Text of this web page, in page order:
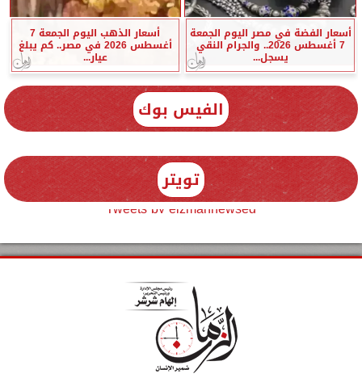
أسعار الفضة في مصر اليوم الجمعة
7 أغسطس 2026.. والجرام النقي
يسجل...
أسعار الذهب اليوم الجمعة 7
أغسطس 2026 في مصر.. كم يبلغ
عيار...
الفيس بوك
تويتر
Tweets by elzmannewseg